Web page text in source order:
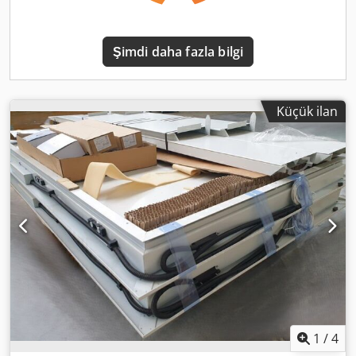
genelinde talep üzerine • Teslim süresi: Hemen teslim •
mümkündür • Ürün numarası: P10445 Çeşitli üreticilerden
5000'den fazla doğrusal metre palet rafı sürekli olarak
da saklıdır! Lütfen genel şartlarımızı inceleyin, tüm fiyatlar
KDV hariçtir ve depodan geçerlidir.) Lenox Trading – En İyi
Depolama Teknolojisi ve Ağır Yük Rafı (ikinci el ve yeni)
Açıklama metni: Yüksek kaliteli depolama rafları satın
almak istiyor musunuz? Lenox Trading, yaklaşık 100
çalışanıyla, DACH bölgesindeki (Avusturya, Almanya,
İsviçre) yeni ve ikinci el depolama teknolojisi için en büyük
satıcılardan biridir. ⚡ HEMEN TESLİM: • 10.000'den fazla
metre raf hemen teslim edilebilir • 20.000 m² depolama
platformu ve çelik yapı platformu anında mevcuttur •
Haftada 30–50 adet yarı römork malzeme sevkiyatı,
maksimum seçim için 📦 ÜRÜN YELPAZEMİZ (UYGUN
FİYATLA ÇEVRİM İÇİNDE SATIN ALIN): İster palet rafı, ister
ağır yük rafı, ister yüksek raf, ister bölmeli raf, ister lastik
rafı veya IBC konteyner rafları satın alın - KENDİ EKİBİMİZLE
Şimdi daha fazla bilgi
Küçük ilan
1 /4